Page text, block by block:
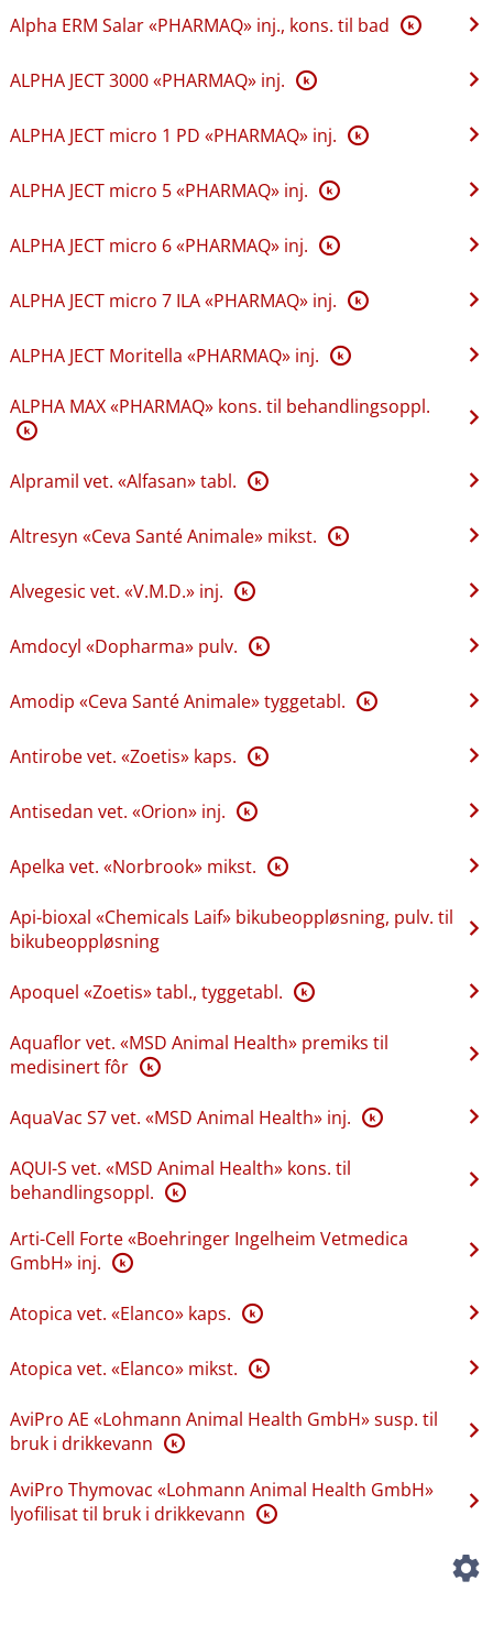
Alpha ERM Salar «PHARMAQ» inj., kons. til bad K
ALPHA JECT 3000 «PHARMAQ» inj. K
ALPHA JECT micro 1 PD «PHARMAQ» inj. K
ALPHA JECT micro 5 «PHARMAQ» inj. K
ALPHA JECT micro 6 «PHARMAQ» inj. K
ALPHA JECT micro 7 ILA «PHARMAQ» inj. K
ALPHA JECT Moritella «PHARMAQ» inj. K
ALPHA MAX «PHARMAQ» kons. til behandlingsoppl.
K
Alpramil vet. «Alfasan» tabl. K
Altresyn «Ceva Santé Animale» mikst. K
Alvegesic vet. «V.M.D.» inj. K
Amdocyl «Dopharma» pulv. K
Amodip «Ceva Santé Animale» tyggetabl. K
Antirobe vet. «Zoetis» kaps. K
Antisedan vet. «Orion» inj. K
Apelka vet. «Norbrook» mikst. K
Api-bioxal «Chemicals Laif» bikubeoppløsning, pulv. til
bikubeoppløsning
Apoquel «Zoetis» tabl., tyggetabl. K
Aquaflor vet. «MSD Animal Health» premiks til
medisinert fôr K
AquaVac S7 vet. «MSD Animal Health» inj. K
AQUI-S vet. «MSD Animal Health» kons. til
behandlingsoppl. K
Arti-Cell Forte «Boehringer Ingelheim Vetmedica
GmbH» inj. K
Atopica vet. «Elanco» kaps. K
Atopica vet. «Elanco» mikst. K
AviPro AE «Lohmann Animal Health GmbH» susp. til
bruk i drikkevann K
AviPro Thymovac «Lohmann Animal Health GmbH»
lyofilisat til bruk i drikkevann K